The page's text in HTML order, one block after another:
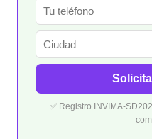
✅ Registro INVIMA-